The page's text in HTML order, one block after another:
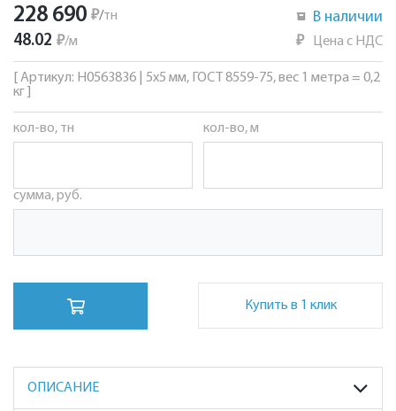
228 690 ₽/тн
48.02 ₽/м
В наличии
₽ Цена с НДС
[ Артикул: Н0563836 | 5х5 мм, ГОСТ 8559-75, вес 1 метра = 0,2
кг ]
кол-во, тн кол-во, м
сумма, руб.
Купить в 1 клик
ОПИСАНИЕ